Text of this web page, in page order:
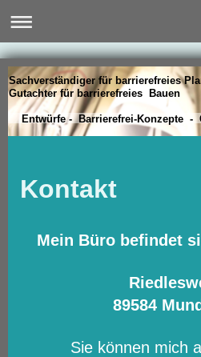
Sachverständiger für barrierefreies
Gutachter für barrierefreies Bauen
Entwürfe - Barrierefrei-Konzepte -
Kontakt
Mein Büro befindet
89584
Sie können mich